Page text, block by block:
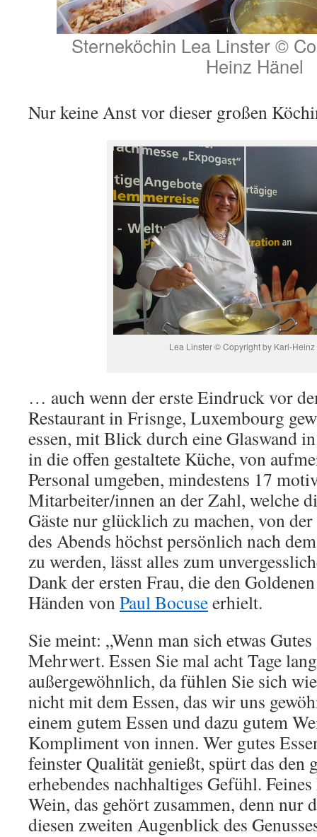
Sterneköchin Lea Linster ©
Heinz Hänel
Nur keine Anst vor dieser großen
Lea Linster © Copyright by Karl-
… auch wenn der erste Eindruck vor
Restaurant in Frisnge, Luxembourg
essen, mit Blick durch eine Glaswand
in die offen gestaltete Küche, von
Personal umgeben, mindestens 17
Mitarbeiter/innen an der Zahl, welche
Gäste nur glücklich zu machen, von
des Abends höchst persönlich nach
zu werden, lässt alles zum
Dank der ersten Frau, die den
Händen vonPaul Bocuseerhielt.
Sie meint: „Wenn man sich etwas
Mehrwert. Essen Sie mal acht Tage
außergewöhnlich, da fühlen Sie sich
nicht mit dem Essen, das wir uns
einem gutem Essen und dazu gutem
Kompliment von innen. Wer gutes
feinster Qualität genießt, spürt das den
erhebendes nachhaltiges Gefühl.
Wein, das gehört zusammen, denn nur
diesen zweiten Augenblick des